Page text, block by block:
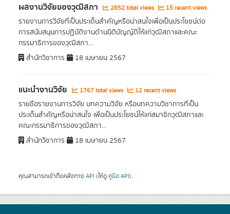
ผลงานวิจัยของวุฒิสภา 2652 total views 15 recent views
รายงานการวิจัยที่เป็นประเด็นสำคัญหรือน่าสนใจเพื่อเป็นประโยชน์ต่อ
การสนับสนุนการปฏิบัติงานด้านนิติบัญญัติให้แก่วุฒิสภาและคณะ
กรรมาธิการของวุฒิสภา...
สำนักวิชาการ
18 เมษายน 2567
แนะนำงานวิจัย 1767 total views 12 recent views
รายชื่อรายงานการวิจัย บทความวิจัย หรือบทความวิชาการที่เป็น
ประเด็นสำคัญหรือน่าสนใจ เพื่อเป็นประโยชน์ให้แก่สมาชิกวุฒิสภาและ
คณะกรรมาธิการของวุฒิสภา...
สำนักวิชาการ
18 เมษายน 2567
คุณสามารถเข้าถึงคลังทาง API (ให้ดู คู่มือ API).